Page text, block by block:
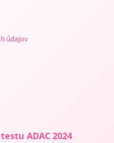
údajov
ADAC 2024